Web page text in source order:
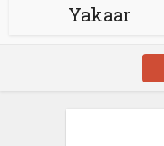
Yakaar